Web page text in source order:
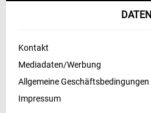
DATEN
Kontakt
Mediadaten/Werbung
Allgemeine Geschäftsbedingungen
Impressum